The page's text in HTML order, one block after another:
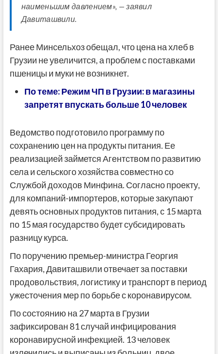
наименьшим давлением», — заявил
Давиташвили.
Ранее Минсельхоз обещал, что цена на хлеб в
Грузии не увеличится, а проблем с поставками
пшеницы и муки не возникнет.
По теме:Режим ЧП в Грузии: в магазины
запретят впускать больше 10 человек
Ведомство подготовило программу по
сохранению цен на продукты питания. Ее
реализацией займется Агентством по развитию
села и сельского хозяйства совместно со
Службой доходов Минфина. Согласно проекту,
для компаний-импортеров, которые закупают
девять основных продуктов питания, с 15 марта
по 15 мая государство будет субсидировать
разницу курса.
По поручению премьер-министра Георгия
Гахария, Давиташвили отвечает за поставки
продовольствия, логистику и транспорт в период
ужесточения мер по борьбе с коронавирусом.
По состоянию на 27 марта в Грузии
зафиксирован 81 случай инфицирования
коронавирусной инфекцией. 13 человек